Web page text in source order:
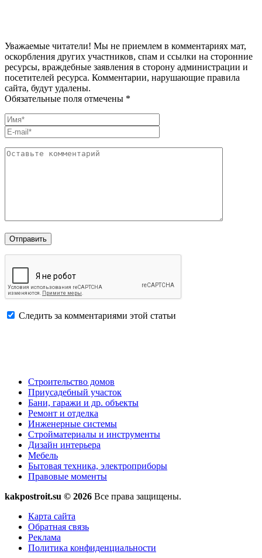
Уважаемые читатели! Мы не приемлем в комментариях мат,
оскорбления других участников, спам и ссылки на сторонние
ресурсы, враждебные заявления в сторону администрации и
посетителей ресурса. Комментарии, нарушающие правила
сайта, будут удалены.
Обязательные поля отмечены *
Следить за комментариями этой статьи
Строительство домов
Приусадебный участок
Бани, гаражи и др. объекты
Ремонт и отделка
Инженерные системы
Стройматериалы и инструменты
Дизайн интерьера
Мебель
Бытовая техника, электроприборы
Правовые моменты
kakpostroit.su © 2026 Все права защищены.
Карта сайта
Обратная связь
Реклама
Политика конфиденциальности